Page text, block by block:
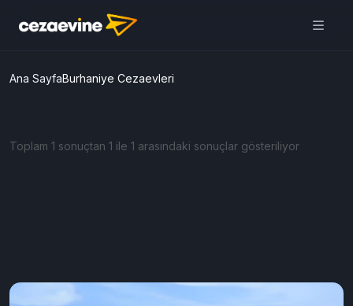
Ana SayfaBurhaniye Cezaevleri
Toplam 1 sonuçtan 1 ile 1 arasındaki sonuçlar gösteriliyor